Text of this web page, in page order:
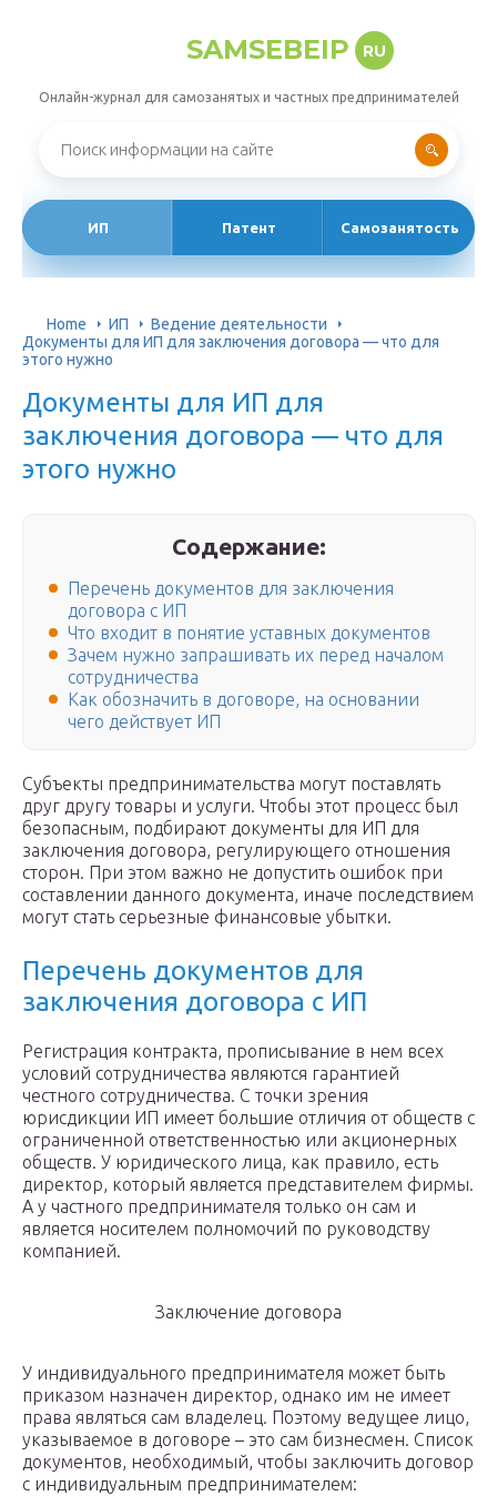
SAMSEBEIP RU
Онлайн-журнал для самозанятых и частных предпринимателей
ИП Патент Самозанятость
Home ИП
Ведение деятельности
Документы для ИП для заключения договора — что для
этого нужно
Документы для ИП для
заключения договора — что для
этого нужно
Содержание:
Перечень документов для заключения
договора с ИП
Что входит в понятие уставных документов
Зачем нужно запрашивать их перед началом
сотрудничества
Как обозначить в договоре, на основании
чего действует ИП
Субъекты предпринимательства могут поставлять
друг другу товары и услуги. Чтобы этот процесс был
безопасным, подбирают документы для ИП для
заключения договора, регулирующего отношения
сторон. При этом важно не допустить ошибок при
составлении данного документа, иначе последствием
могут стать серьезные финансовые убытки.
Перечень документов для
заключения договора с ИП
Регистрация контракта, прописывание в нем всех
условий сотрудничества являются гарантией
честного сотрудничества. С точки зрения
юрисдикции ИП имеет большие отличия от обществ с
ограниченной ответственностью или акционерных
обществ. У юридического лица, как правило, есть
директор, который является представителем фирмы.
А у частного предпринимателя только он сам и
является носителем полномочий по руководству
компанией.
Заключение договора
У индивидуального предпринимателя может быть
приказом назначен директор, однако им не имеет
права являться сам владелец. Поэтому ведущее лицо,
указываемое в договоре – это сам бизнесмен. Список
документов, необходимый, чтобы заключить договор
с индивидуальным предпринимателем: